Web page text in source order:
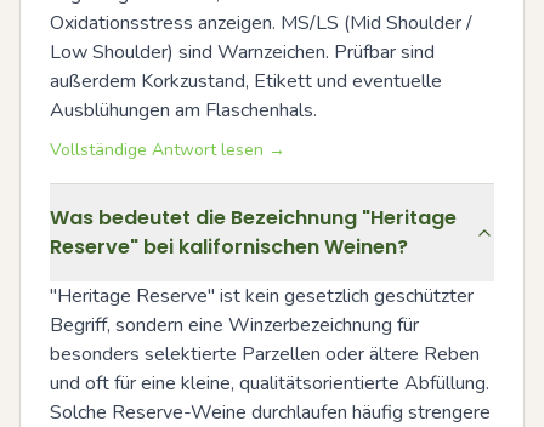
Oxidationsstress anzeigen. MS/LS (Mid Shoulder /
Low Shoulder) sind Warnzeichen. Prüfbar sind
außerdem Korkzustand, Etikett und eventuelle
Ausblühungen am Flaschenhals.
Vollständige Antwort lesen →
Was bedeutet die Bezeichnung "Heritage
Reserve" bei kalifornischen Weinen?
"Heritage Reserve" ist kein gesetzlich geschützter
Begriff, sondern eine Winzerbezeichnung für
besonders selektierte Parzellen oder ältere Reben
und oft für eine kleine, qualitätsorientierte Abfüllung.
Solche Reserve-Weine durchlaufen häufig strengere